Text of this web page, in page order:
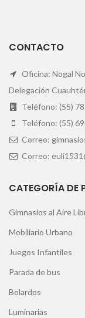
CONTACTO
Oficina: Nogal
Delegación
Teléfono: (55)
Teléfono: (55)
Correo:
Correo:
CATEGORÍA DE
Gimnasios al Aire
Mobiliario Urbano
Juegos Infantiles
Parada de bus
Bolardos
Luminarias